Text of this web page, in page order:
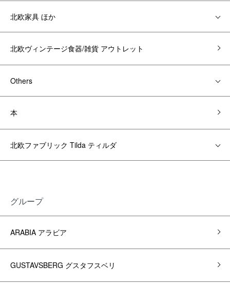
北欧家具 ほか
北欧ヴィンテージ食器/雑貨 アウトレット
Others
本
北欧ファブリック Tilda ティルダ
グループ
ARABIA アラビア
GUSTAVSBERG グスタフスベリ